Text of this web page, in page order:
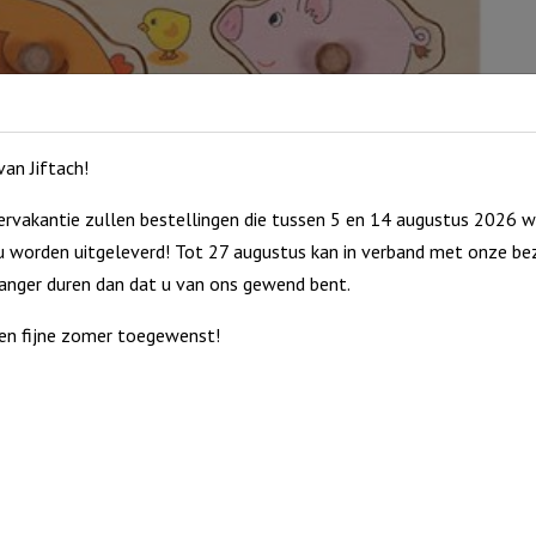
met grote knoppen zodat de stukjes er makkelijk in en
Jiftach!
zullen bestellingen die tussen 5 en 14 augustus 2026
worden uitgeleverd! Tot 27 augustus kan in verband met onze
duren dan dat u van ons gewend bent.
fijne zomer toegewenst!